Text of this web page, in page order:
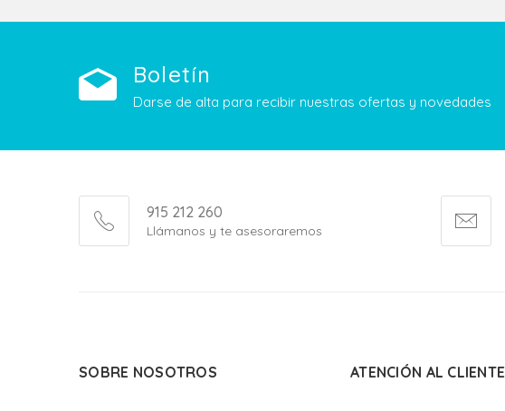
Boletín
Darse de alta para recibir nuestras ofertas y novedades
915 212 260
Llámanos y te asesoraremos
SOBRE NOSOTROS ATENCIÓN AL CLIENTE